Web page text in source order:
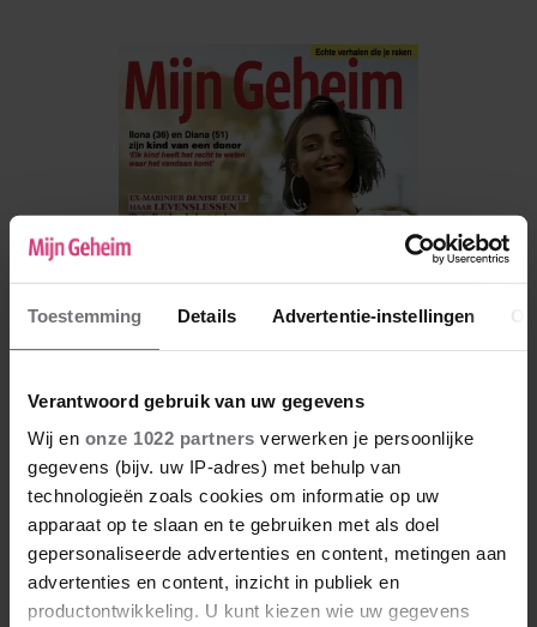
Toestemming Details Advertentie-instellingen
Verantwoord gebruik van uw gegevens
Wij en onze 1022 partners verwerken je persoonlijke
gegevens (bijv. uw IP-adres) met behulp van
technologieën zoals cookies om informatie op uw
apparaat op te slaan en te gebruiken met als doel
gepersonaliseerde advertenties en content, metingen aan
advertenties en content, inzicht in publiek en
productontwikkeling. U kunt kiezen wie uw gegevens
De nieuwe Mijn Geheim ligt nu in de winkel
Abonneren
Digitaal lezen
Los kopen